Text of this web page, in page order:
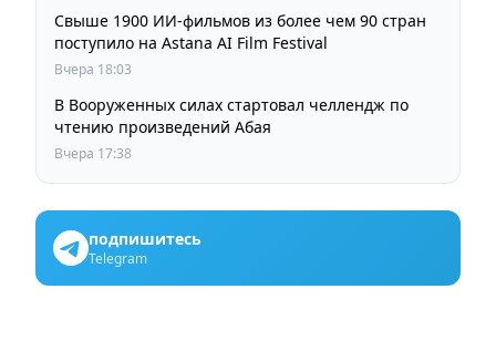
Свыше 1900 ИИ-фильмов из более чем 90 стран
поступило на Astana AI Film Festival
Вчера 18:03
В Вооруженных силах стартовал челлендж по
чтению произведений Абая
Вчера 17:38
подпишитесь
Telegram